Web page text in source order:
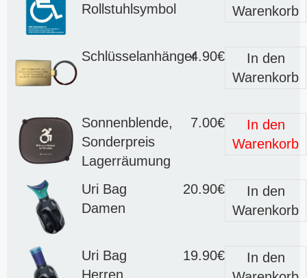
Rollstuhlsymbol
Warenkorb
Schlüsselanhänger4.90€
In den
Warenkorb
Sonnenblende,
Sonderpreis
Lagerräumung
7.00€
In den
Warenkorb
Uri Bag
Damen
20.90€
In den
Warenkorb
Uri Bag
Herren
19.90€
In den